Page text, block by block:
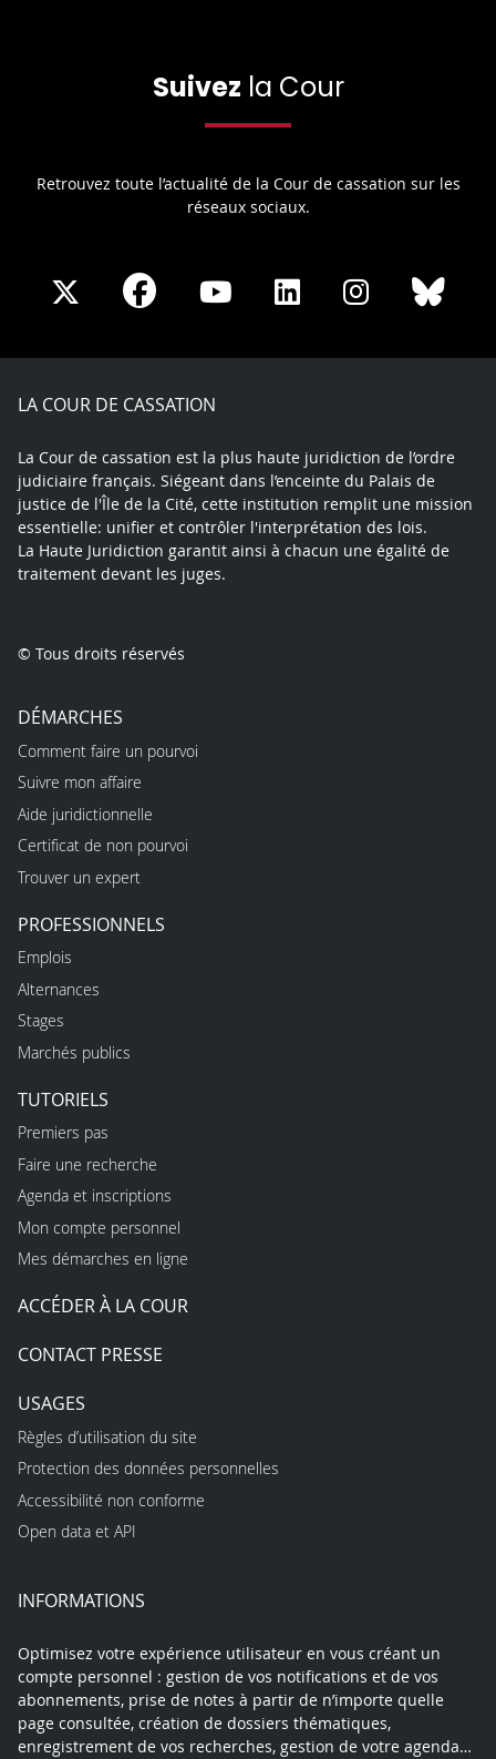
Suivez la Cour
Retrouvez toute l’actualité de la Cour de cassation sur les
réseaux sociaux.
Share
X
Share
Facebook
Share
Youtube
Share
LinkedIn
Share
Instagram
LA COUR DE CASSATION
La Cour de cassation est la plus haute juridiction de l’ordre
judiciaire français. Siégeant dans l’enceinte du Palais de
justice de l'Île de la Cité, cette institution remplit une mission
essentielle: unifier et contrôler l'interprétation des lois.
La Haute Juridiction garantit ainsi à chacun une égalité de
traitement devant les juges.
© Tous droits réservés
DÉMARCHES
Comment faire un pourvoi
Suivre mon affaire
Aide juridictionnelle
Certificat de non pourvoi
Trouver un expert
PROFESSIONNELS
Emplois
Alternances
Stages
Marchés publics
TUTORIELS
Premiers pas
Faire une recherche
Agenda et inscriptions
Mon compte personnel
Mes démarches en ligne
ACCÉDER À LA COUR
CONTACT PRESSE
USAGES
Règles d’utilisation du site
Protection des données personnelles
Accessibilité non conforme
Open data et API
INFORMATIONS
Optimisez votre expérience utilisateur en vous créant un
compte personnel : gestion de vos notifications et de vos
abonnements, prise de notes à partir de n’importe quelle
page consultée, création de dossiers thématiques,
enregistrement de vos recherches, gestion de votre agenda…